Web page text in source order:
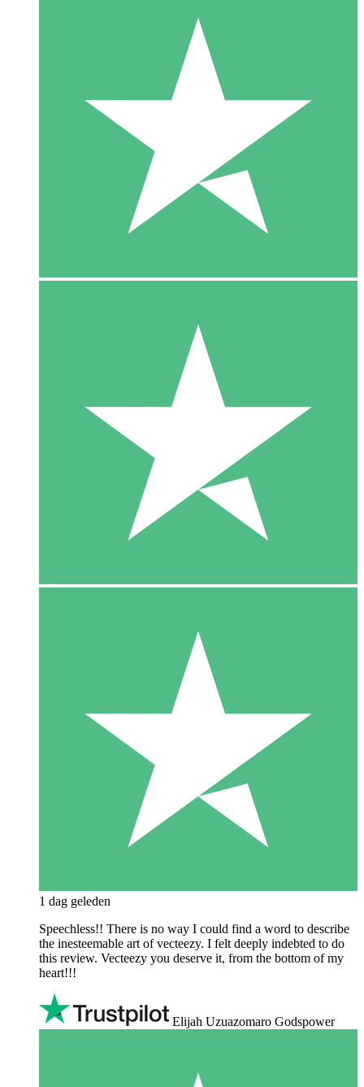
1 dag geleden
Speechless!! There is no way I could find a word to describe
the inesteemable art of vecteezy. I felt deeply indebted to do
this review. Vecteezy you deserve it, from the bottom of my
heart!!!
Elijah Uzuazomaro Godspower